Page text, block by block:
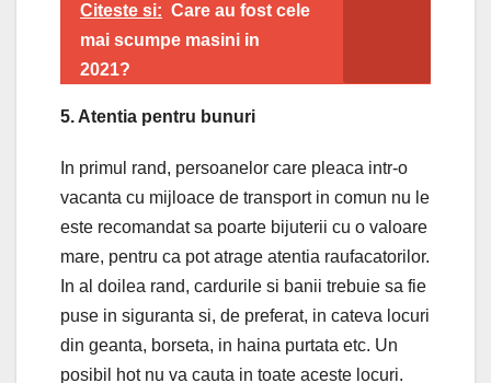
Citeste si: Care au fost cele
mai scumpe masini in
2021?
5. Atentia pentru bunuri
In primul rand, persoanelor care pleaca intr-o
vacanta cu mijloace de transport in comun nu le
este recomandat sa poarte bijuterii cu o valoare
mare, pentru ca pot atrage atentia raufacatorilor.
In al doilea rand, cardurile si banii trebuie sa fie
puse in siguranta si, de preferat, in cateva locuri
din geanta, borseta, in haina purtata etc. Un
posibil hot nu va cauta in toate aceste locuri.